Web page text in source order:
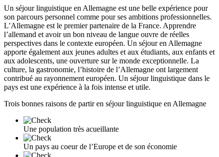
Un séjour linguistique en Allemagne est une belle expérience pour
son parcours personnel comme pour ses ambitions professionnelles.
L’Allemagne est le premier partenaire de la France. Apprendre
l’allemand et avoir un bon niveau de langue ouvre de réelles
perspectives dans le contexte européen. Un séjour en Allemagne
apporte également aux jeunes adultes et aux étudiants, aux enfants et
aux adolescents, une ouverture sur le monde exceptionnelle. La
culture, la gastronomie, l’histoire de l’Allemagne ont largement
contribué au rayonnement européen. Un séjour linguistique dans le
pays est une expérience à la fois intense et utile.
Trois bonnes raisons de partir en séjour linguistique en Allemagne
Une population très acueillante
Un pays au coeur de l’Europe et de son économie